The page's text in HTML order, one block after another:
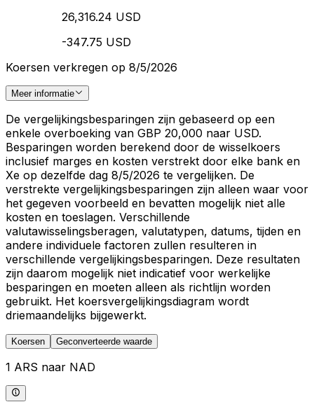
26,316.24 USD
-347.75 USD
Koersen verkregen op 8/5/2026
Meer informatie
De vergelijkingsbesparingen zijn gebaseerd op een
enkele overboeking van GBP 20,000 naar USD.
Besparingen worden berekend door de wisselkoers
inclusief marges en kosten verstrekt door elke bank en
Xe op dezelfde dag 8/5/2026 te vergelijken. De
verstrekte vergelijkingsbesparingen zijn alleen waar voor
het gegeven voorbeeld en bevatten mogelijk niet alle
kosten en toeslagen. Verschillende
valutawisselingsberagen, valutatypen, datums, tijden en
andere individuele factoren zullen resulteren in
verschillende vergelijkingsbesparingen. Deze resultaten
zijn daarom mogelijk niet indicatief voor werkelijke
besparingen en moeten alleen als richtlijn worden
gebruikt. Het koersvergelijkingsdiagram wordt
driemaandelijks bijgewerkt.
Koersen Geconverteerde waarde
1 ARS naar NAD